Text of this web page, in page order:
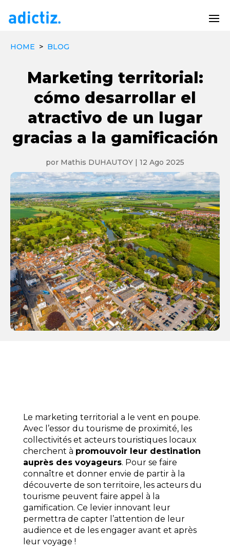
HOME > BLOG
Marketing territorial:
cómo desarrollar el
atractivo de un lugar
gracias a la gamificación
por Mathis DUHAUTOY | 12 Ago 2025
Le marketing territorial a le vent en poupe.
Avec l’essor du tourisme de proximité, les
collectivités et acteurs touristiques locaux
cherchent à promouvoir leur destination
auprès des voyageurs. Pour se faire
connaître et donner envie de partir à la
découverte de son territoire, les acteurs du
tourisme peuvent faire appel à la
gamification. Ce levier innovant leur
permettra de capter l’attention de leur
audience et de les engager avant et après
leur voyage !